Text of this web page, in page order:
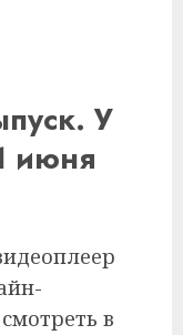
У
июня
в